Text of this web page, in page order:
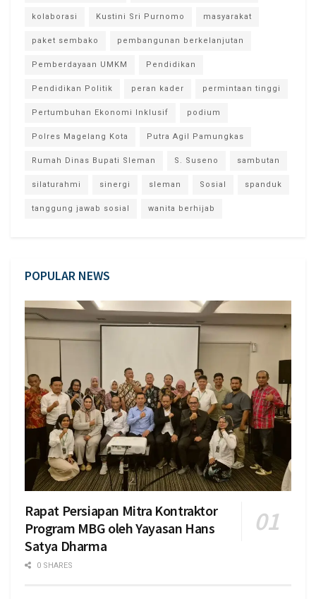
kolaborasi Kustini Sri Purnomo masyarakat
paket sembako pembangunan berkelanjutan
Pemberdayaan UMKM Pendidikan
Pendidikan Politik peran kader permintaan tinggi
Pertumbuhan Ekonomi Inklusif podium
Polres Magelang Kota Putra Agil Pamungkas
Rumah Dinas Bupati Sleman S. Suseno sambutan
silaturahmi sinergi sleman Sosial spanduk
tanggung jawab sosial wanita berhijab
POPULAR NEWS
Rapat Persiapan Mitra Kontraktor
Program MBG oleh Yayasan Hans
Satya Dharma
0 SHARES